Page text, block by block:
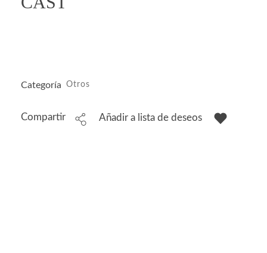
Añadir a lista de deseos
Compartir
Categoría Otros